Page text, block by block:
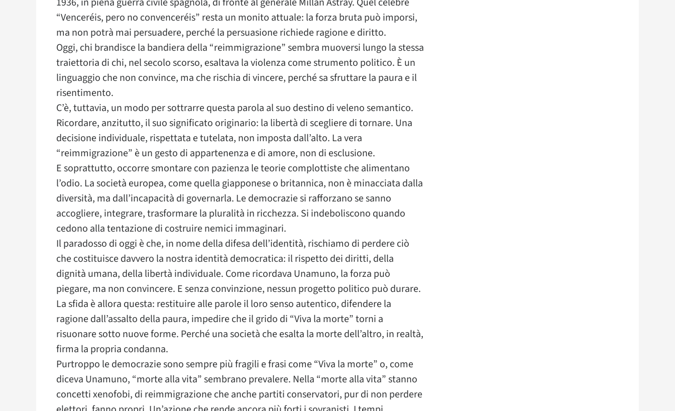
“Venceréis, pero no convenceréis” resta un monito attuale: la forza bruta può imporsi,
ma non potrà mai persuadere, perché la persuasione richiede ragione e diritto.
Oggi, chi brandisce la bandiera della “reimmigrazione” sembra muoversi lungo la stessa
traiettoria di chi, nel secolo scorso, esaltava la violenza come strumento politico. È un
linguaggio che non convince, ma che rischia di vincere, perché sa sfruttare la paura e il
risentimento.
C’è, tuttavia, un modo per sottrarre questa parola al suo destino di veleno semantico.
Ricordare, anzitutto, il suo significato originario: la libertà di scegliere di tornare. Una
decisione individuale, rispettata e tutelata, non imposta dall’alto. La vera
“reimmigrazione” è un gesto di appartenenza e di amore, non di esclusione.
E soprattutto, occorre smontare con pazienza le teorie complottiste che alimentano
l’odio. La società europea, come quella giapponese o britannica, non è minacciata dalla
diversità, ma dall’incapacità di governarla. Le democrazie si rafforzano se sanno
accogliere, integrare, trasformare la pluralità in ricchezza. Si indeboliscono quando
cedono alla tentazione di costruire nemici immaginari.
Il paradosso di oggi è che, in nome della difesa dell’identità, rischiamo di perdere ciò
che costituisce davvero la nostra identità democratica: il rispetto dei diritti, della
dignità umana, della libertà individuale. Come ricordava Unamuno, la forza può
piegare, ma non convincere. E senza convinzione, nessun progetto politico può durare.
La sfida è allora questa: restituire alle parole il loro senso autentico, difendere la
ragione dall’assalto della paura, impedire che il grido di “Viva la morte” torni a
risuonare sotto nuove forme. Perché una società che esalta la morte dell’altro, in realtà,
firma la propria condanna.
Purtroppo le democrazie sono sempre più fragili e frasi come “Viva la morte” o, come
diceva Unamuno, “morte alla vita” sembrano prevalere. Nella “morte alla vita” stanno
concetti xenofobi, di reimmigrazione che anche partiti conservatori, pur di non perdere